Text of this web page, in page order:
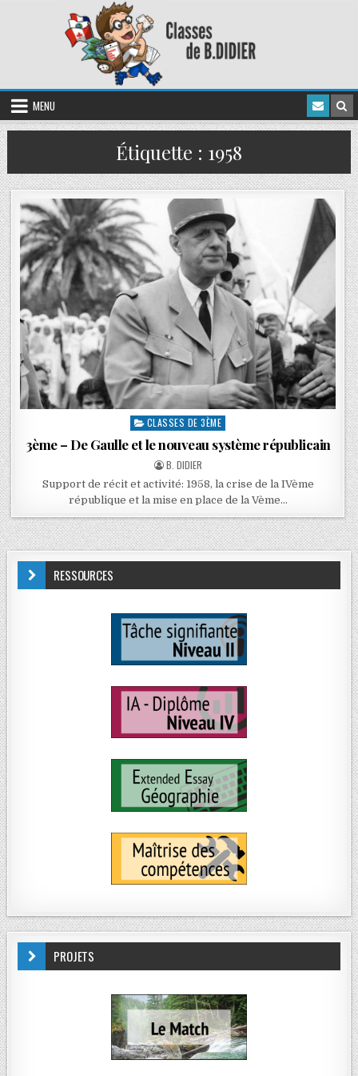
MENU
Étiquette : 1958
CLASSES DE 3ÈME
3ème – De Gaulle et le nouveau système républicain
B. DIDIER
Support de récit et activité: 1958, la crise de la IVème
république et la mise en place de la Vème…
RESSOURCES
PROJETS